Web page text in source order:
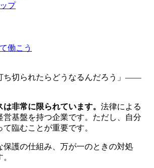
プ
働こう
ち切られたらどうなるんだろう」——
非常に限られています。 法律による
基盤を持つ企業です。ただし、自分
臨むことが重要です。
護の仕組み、万が一のときの対処